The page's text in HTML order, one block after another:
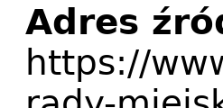
Adres
https://